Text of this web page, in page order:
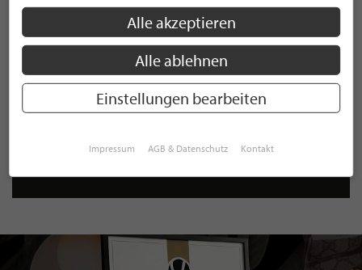
ist jederzeit möglich.
ANMELDEN
Mit der Anmeldung an unserem Newsletter stimmen Sie unseren
Alle akzeptieren
Alle ablehnen
Einstellungen bearbeiten
Impressum AGB & Datenschutz Kontakt